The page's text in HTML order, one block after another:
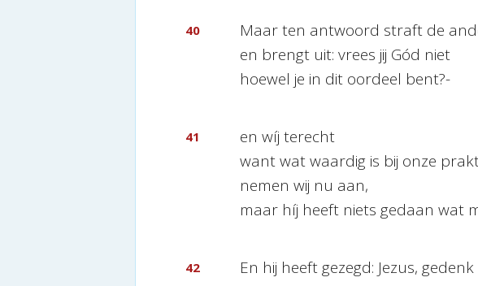
40
Maar ten antwoord straft de
en brengt uit: vrees jij Gód niet
hoewel je in dit oordeel bent?-
41
en wíj terecht
want wat waardig is bij onze
nemen wij nu aan,
maar híj heeft niets gedaan wat
42
En hij heeft gezegd: Jezus, gedenk